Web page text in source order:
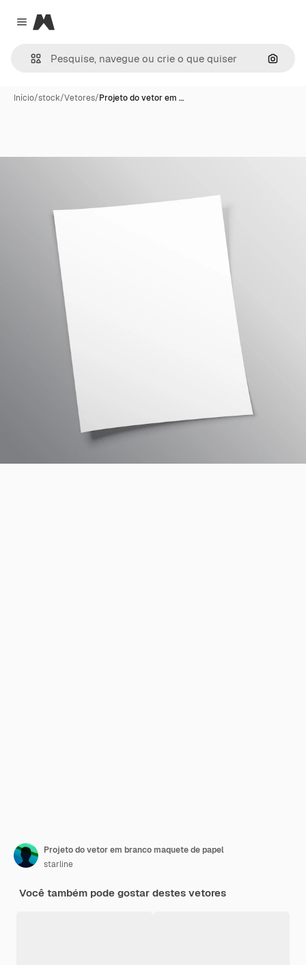
Close menu
Magnific
Início/stock/Vetores/Projeto do vetor em …
Projeto do vetor em branco maquete de papel
starline
Você também pode gostar destes vetores